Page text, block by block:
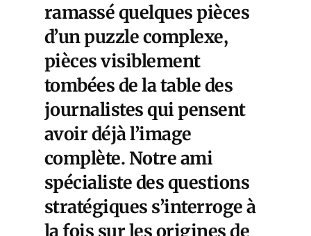
ramassé quelques pièces
d’un puzzle complexe,
pièces visiblement
tombées de la table des
journalistes qui pensent
avoir déjà l’image
complète. Notre ami
spécialiste des questions
stratégiques s’interroge à
la fois sur les origines de